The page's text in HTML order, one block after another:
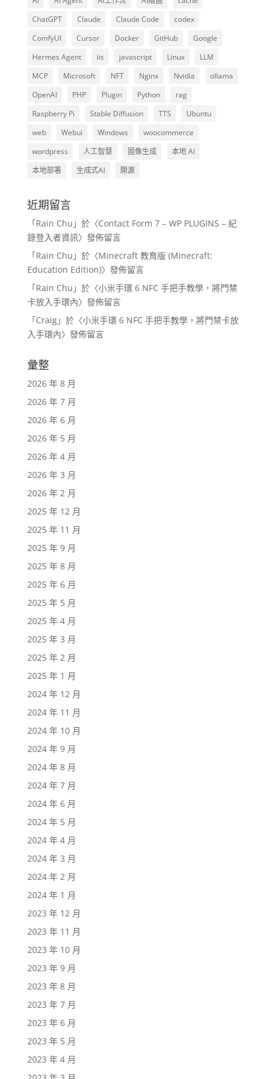
ChatGPT
Claude Claude Code
codex
ComfyUI
Cursor Docker GitHub
Google
Hermes Agent
iis javascript Linux
LLM
MCP
Microsoft NFT Nginx Nvidia
ollama
OpenAI
PHP Plugin Python
rag
Raspberry Pi
Stable Diffusion TTS
Ubuntu
web
Webui Windows
woocommerce
wordpress
人工智慧 圖像生成
本地 AI
本地部署
生成式AI 開源
近期留言
「Rain Chu 」於〈Contact Form 7 – WP PLUGINS – 紀
錄登入者資訊〉發佈留言
「Rain Chu 」於〈Minecraft 教育版 (Minecraft:
Education Edition)〉發佈留言
「Rain Chu 」於〈小米手環 6 NFC 手把手教學，將門禁
卡放入手環內〉發佈留言
「Craig」於〈小米手環 6 NFC 手把手教學，將門禁卡放
入手環內〉發佈留言
彙整
2026 年 8 月
2026 年 7 月
2026 年 6 月
2026 年 5 月
2026 年 4 月
2026 年 3 月
2026 年 2 月
2025 年 12 月
2025 年 11 月
2025 年 9 月
2025 年 8 月
2025 年 6 月
2025 年 5 月
2025 年 4 月
2025 年 3 月
2025 年 2 月
2025 年 1 月
2024 年 12 月
2024 年 11 月
2024 年 10 月
2024 年 9 月
2024 年 8 月
2024 年 7 月
2024 年 6 月
2024 年 5 月
2024 年 4 月
2024 年 3 月
2024 年 2 月
2024 年 1 月
2023 年 12 月
2023 年 11 月
2023 年 10 月
2023 年 9 月
2023 年 8 月
2023 年 7 月
2023 年 6 月
2023 年 5 月
2023 年 4 月